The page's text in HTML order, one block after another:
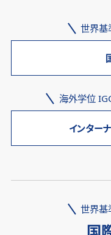
世界基
海外学位
インター
世界基
国